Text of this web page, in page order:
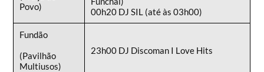
Povo)
00h20 DJ SIL (até às 03h00)
Fundão
(Pavilhão
Multiusos)
23h00 DJ Discoman I Love Hits